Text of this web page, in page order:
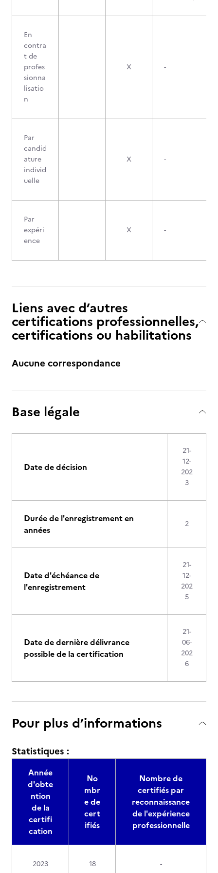
En
contra
t de
profes
sionna
lisatio
n
X -
Par
candid
ature
individ
uelle
X -
Par
expéri
ence
X -
Liens avec d’autres
certifications professionnelles,
certifications ou habilitations
Aucune correspondance
Base légale
Date de décision
21-
12-
202
3
Durée de l'enregistrement en
années
2
Date d'échéance de
l'enregistrement
21-
12-
202
5
Date de dernière délivrance
possible de la certification
21-
06-
202
6
Pour plus d’informations
Statistiques :
Année
d'obte
ntion
de la
certifi
cation
No
mbr
e de
cert
ifiés
Nombre de
certifiés par
reconnaissance
de l'expérience
professionnelle
2023 18 -